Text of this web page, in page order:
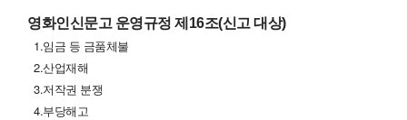
영화인신문고 운영규정 제16조(신고 대상)
1.임금 등 금품체불
2.산업재해
3.저작권 분쟁
4.부당해고